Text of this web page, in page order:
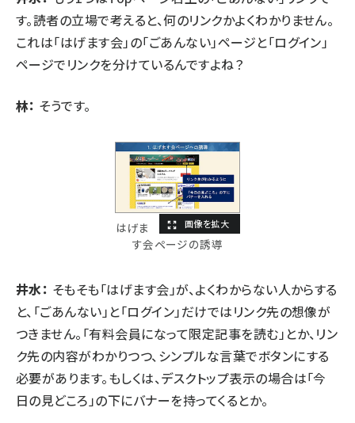
す。読者の立場で考えると、何のリンクかよくわかりません。
これは「はげます会」の「ごあんない」ページと「ログイン」
ページでリンクを分けているんですよね？
林： そうです。
はげま
す会ページの誘導
井水： そもそも「はげます会」が、よくわからない人からする
と、「ごあんない」と「ログイン」だけではリンク先の想像が
つきません。「有料会員になって限定記事を読む」とか、リン
ク先の内容がわかりつつ、シンプルな言葉でボタンにする
必要があります。もしくは、デスクトップ表示の場合は「今
日の見どころ」の下にバナーを持ってくるとか。